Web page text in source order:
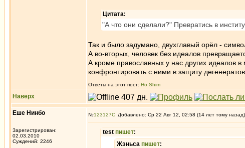
Цитата:
"А что они сделали?" Превратись в
Так и было задумано, двухглавый орёл -
А во-вторых, человек без идеалов
А кроме православных у нас других идеалов
конфронтировать с ними в защиту дегенератов.
Ответы на этот пост: Ho Shim
Наверх
Еше Нинбо
Зарегистрирован:
02.03.2010
Суждений: 2246
№123127 Добавлено: Ср 22 Авг 12, 02:58 (14 лет тому назад)
test пишет:
Жэньса пишет: